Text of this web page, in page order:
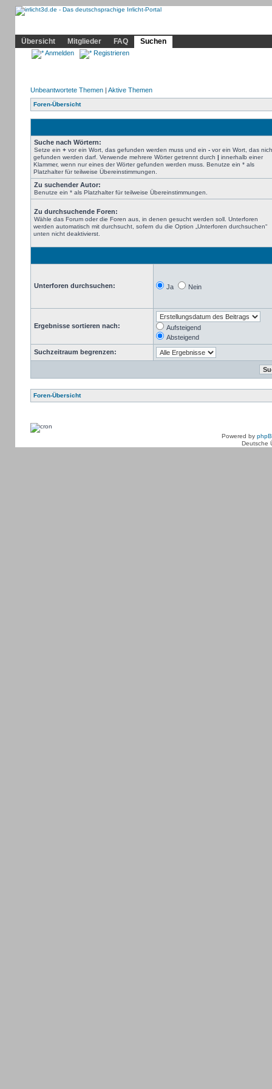
Übersicht
Mitglieder FAQ Suchen
Anmelden Registrieren
Unbeantwortete Themen| Aktive Themen
Foren-Übersicht
Suche nach Wörtern:
Setze ein +vor ein Wort, das gefunden werden muss und ein -vor ein Wort, das
gefunden werden darf. Verwende mehrere Wörter getrennt durch | innerhalb einer
Klammer, wenn nur eines der Wörter gefunden werden muss. Benutze ein * als
Platzhalter für teilweise Übereinstimmungen.
Zu suchender Autor:
Benutze ein * als Platzhalter für teilweise Übereinstimmungen.
Zu durchsuchende Foren:
Wähle das Forum oder die Foren aus, in denen gesucht werden soll. Unterforen
werden automatisch mit durchsucht, sofern du die Option „Unterforen durchsuchen“
unten nicht deaktivierst.
Unterforen durchsuchen: Ja Nein
Ergebnisse sortieren nach:
Aufsteigend
Absteigend
Suchzeitraum begrenzen:
Foren-Übersicht
Powered by
Deutsche